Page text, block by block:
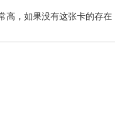
高，如果没有这张卡的存在